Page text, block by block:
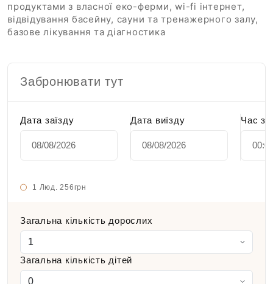
продуктами з власної еко-ферми, wi-fi інтернет,
відвідування басейну, сауни та тренажерного залу,
базове лікування та діагностика
Забронювати тут
Дата заїзду Дата виїзду Час
1 Люд. 256грн
Загальна кількість дорослих
Загальна кількість дітей